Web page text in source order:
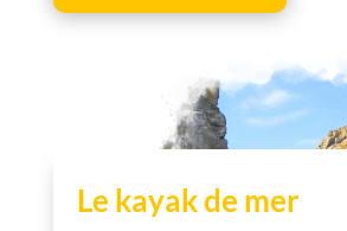
Le kayak de mer